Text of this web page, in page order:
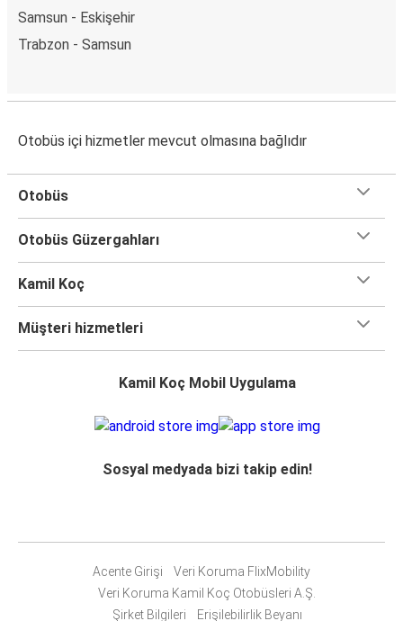
Samsun - Eskişehir
Trabzon - Samsun
Otobüs içi hizmetler mevcut olmasına bağlıdır
Otobüs
Otobüs Güzergahları
Kamil Koç
Müşteri hizmetleri
Kamil Koç Mobil Uygulama
Sosyal medyada bizi takip edin!
Acente Girişi
Veri Koruma FlixMobility
Veri Koruma Kamil Koç Otobüsleri A.Ş.
Şirket Bilgileri
Erişilebilirlik Beyanı